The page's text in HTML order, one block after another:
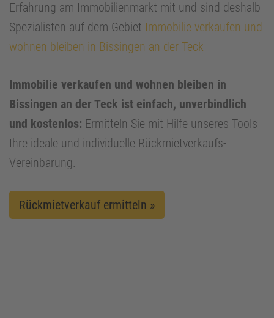
Erfahrung am Immobilienmarkt mit und sind deshalb
Spezialisten auf dem Gebiet Immobilie verkaufen und
wohnen bleiben in Bissingen an der Teck
Immobilie verkaufen und wohnen bleiben in
Bissingen an der Teck ist einfach, unverbindlich
und kostenlos: Ermitteln Sie mit Hilfe unseres Tools
Ihre ideale und individuelle Rückmietverkaufs-
Vereinbarung.
Rückmietverkauf ermitteln »